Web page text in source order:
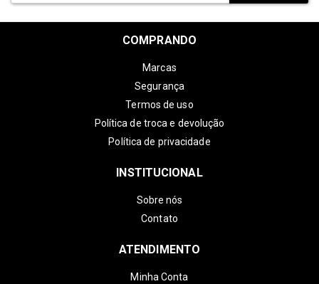
COMPRANDO
Marcas
Segurança
Termos de uso
Política de troca e devolução
Política de privacidade
INSTITUCIONAL
Sobre nós
Contato
ATENDIMENTO
Minha Conta